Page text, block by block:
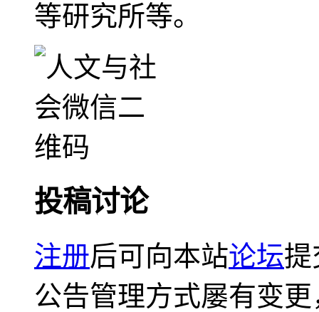
等研究所等。
投稿讨论
注册后可向本站论坛提
公告管理方式屡有变